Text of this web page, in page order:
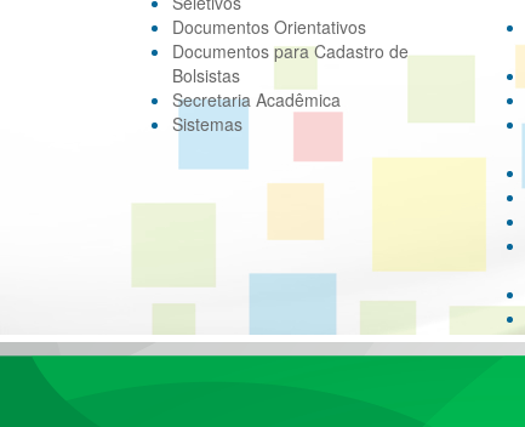
Documentos Orientativos
Documentos para Cadastro de
Bolsistas
Secretaria Acadêmica
Sistemas